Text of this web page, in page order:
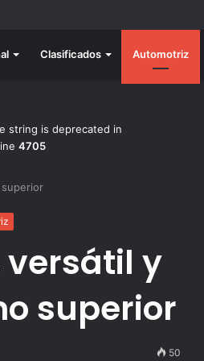
Clasificados Automotriz
string is deprecated in
4705
versátil y
superior
50